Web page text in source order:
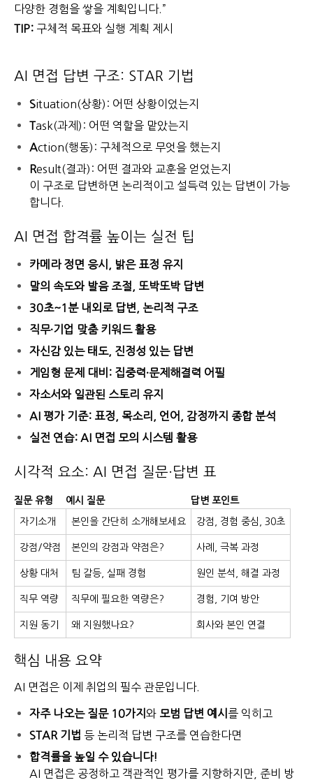
다양한 경험을 쌓을 계획입니다.”
TIP: 구체적 목표와 실행 계획 제시
AI 면접 답변 구조: STAR 기법
Situation(상황): 어떤 상황이었는지
Task(과제): 어떤 역할을 맡았는지
Action(행동): 구체적으로 무엇을 했는지
Result(결과): 어떤 결과와 교훈을 얻었는지
이 구조로 답변하면 논리적이고 설득력 있는 답변이 가능
합니다.
AI 면접 합격률 높이는 실전 팁
카메라 정면 응시, 밝은 표정 유지
말의 속도와 발음 조절, 또박또박 답변
30초~1분 내외로 답변, 논리적 구조
직무·기업 맞춤 키워드 활용
자신감 있는 태도, 진정성 있는 답변
게임형 문제 대비: 집중력·문제해결력 어필
자소서와 일관된 스토리 유지
AI 평가 기준: 표정, 목소리, 언어, 감정까지 종합 분석
실전 연습: AI 면접 모의 시스템 활용
시각적 요소: AI 면접 질문·답변 표
질문 유형 예시 질문 답변 포인트
자기소개 본인을 간단히 소개해보세요 강점, 경험 중심, 30초
강점/약점 본인의 강점과 약점은? 사례, 극복 과정
상황 대처 팀 갈등, 실패 경험 원인 분석, 해결 과정
직무 역량 직무에 필요한 역량은? 경험, 기여 방안
지원 동기 왜 지원했나요? 회사와 본인 연결
핵심 내용 요약
AI 면접은 이제 취업의 필수 관문입니다.
자주 나오는 질문 10가지 와 모범 답변 예시 를 익히고
STAR 기법 등 논리적 답변 구조를 연습한다면
합격률을 높일 수 있습니다!
AI 면접은 공정하고 객관적인 평가를 지향하지만, 준비 방